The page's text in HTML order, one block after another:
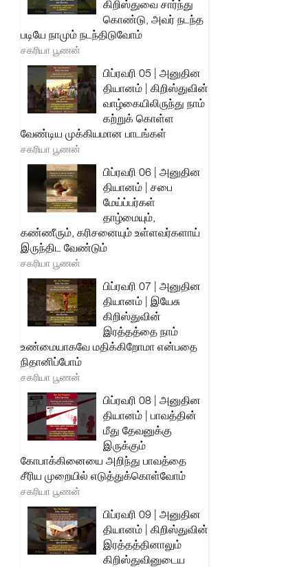
கிறிஸ்துவை சார்ந்து
கொண்டு, அவர் நடந்த
படியே நாமும் நடந்திடுவோம்
சகரியா பூணன்
பிப்ரவரி 05 | அனுதின
தியானம் | கிறிஸ்துவின்
வாழ்கையிலிருந்து நாம்
கற்றுக் கொள்ள
வேண்டிய முக்கியமான பாடங்கள்
சகரியா பூணன்
பிப்ரவரி 06 | அனுதின
தியானம் | சபை
மேய்ப்பர்கள்
தாழ்மையும்,
கண்ணீரும், கரிசனையும் உள்ளவர்களாய்
இருந்திட வேண்டும்
சகரியா பூணன்
பிப்ரவரி 07 | அனுதின
தியானம் | இயேசு
கிறிஸ்துவின்
இரத்தத்தை நாம்
உண்மையாகவே மதிக்கிறோமா என்பதை
நிதானிப்போம்
சகரியா பூணன்
பிப்ரவரி 08 | அனுதின
தியானம் | பாவத்தின்
மீது தேவனுக்கு
இருக்கும்
கோபாக்கினையை அறிந்து பாவத்தை
சீரிய முறையில் எடுத்துக்கொள்வோம்
சகரியா பூணன்
பிப்ரவரி 09 | அனுதின
தியானம் | கிறிஸ்துவின்
இரத்தத்தினாலும்
கிறிஸ்துவினுடைய